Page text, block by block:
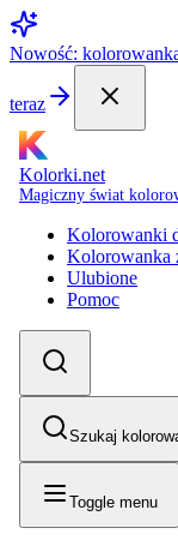
Nowość:
teraz
Kolorki.net
Magiczny świat
Kolorowanki
Kolorowanka
Ulubione
Pomoc
Szukaj
Toggle menu